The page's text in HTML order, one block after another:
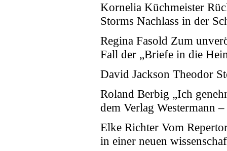
Kornelia Küchmeister
Storms Nachlass in der
Regina Fasold Zum
Fall der „Briefe in die
David Jackson Theodor
Roland Berbig „Ich
dem Verlag Westermann
Elke Richter Vom
in einer neuen